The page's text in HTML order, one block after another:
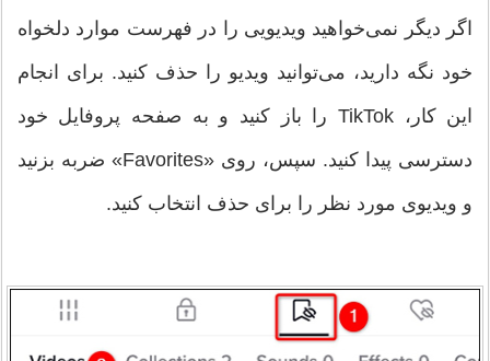
اگر دیگر نمی‌خواهید ویدیویی را در فهرست موارد دلخواه
خود نگه دارید، می‌توانید ویدیو را حذف کنید. برای انجام
این کار، TikTok را باز کنید و به صفحه پروفایل خود
دسترسی پیدا کنید. سپس، روی «Favorites» ضربه بزنید
و ویدیوی مورد نظر را برای حذف انتخاب کنید.